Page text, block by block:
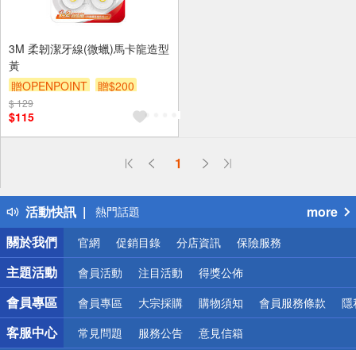
3M 柔韌潔牙線(微蠟)馬卡龍造型
黃
贈OPENPOINT
贈$200
$ 129
$115
1
活動快訊
偏遠地區配送
得獎公告
熱門話題
銀行優惠
偏遠地區配送
詐騙網頁！請小心！
more
關於我們
官網 促銷目錄 分店資訊 保險服務
主題活動 會員活動 注目活動 得獎公佈
會員專區 會員專區 大宗採購 購物須知 會員服務條款 隱
客服中心 常見問題 服務公告 意見信箱